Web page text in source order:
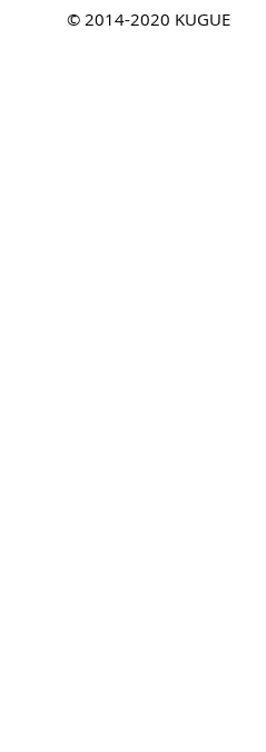
© 2014-2020 KUGUE